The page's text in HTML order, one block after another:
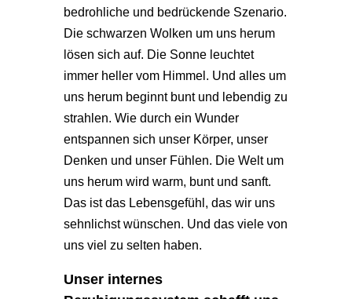
bedrohliche und bedrückende Szenario.
Die schwarzen Wolken um uns herum
lösen sich auf. Die Sonne leuchtet
immer heller vom Himmel. Und alles um
uns herum beginnt bunt und lebendig zu
strahlen. Wie durch ein Wunder
entspannen sich unser Körper, unser
Denken und unser Fühlen. Die Welt um
uns herum wird warm, bunt und sanft.
Das ist das Lebensgefühl, das wir uns
sehnlichst wünschen. Und das viele von
uns viel zu selten haben.
Unser internes